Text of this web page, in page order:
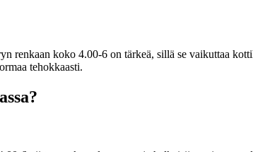
renkaan koko 4.00-6 on tärkeä, sillä se vaikuttaa
tehokkaasti.